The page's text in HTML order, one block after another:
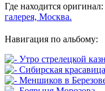
Где находится оригинал:
галерея, Москва.
Навигация по альбому: